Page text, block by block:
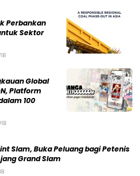
Perbankan
Sektor
Global
Platform
100
Slam, Buka Peluang bagi Petenis
Grand Slam